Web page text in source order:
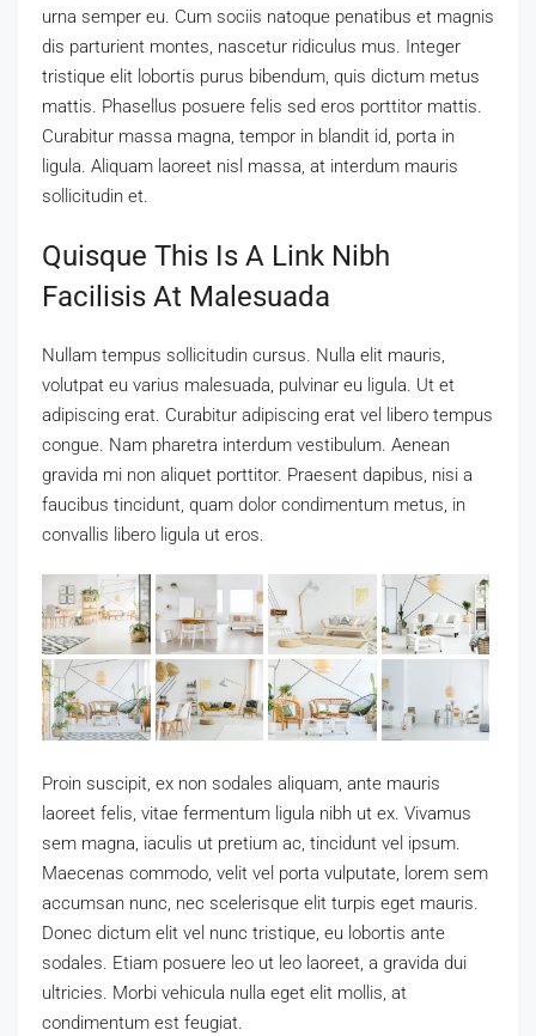
urna semper eu. Cum sociis natoque penatibus et magnis
dis parturient montes, nascetur ridiculus mus. Integer
tristique elit lobortis purus bibendum, quis dictum metus
mattis. Phasellus posuere felis sed eros porttitor mattis.
Curabitur massa magna, tempor in blandit id, porta in
ligula. Aliquam laoreet nisl massa, at interdum mauris
sollicitudin et.
Quisque This Is A Link Nibh
Facilisis At Malesuada
Nullam tempus sollicitudin cursus. Nulla elit mauris,
volutpat eu varius malesuada, pulvinar eu ligula. Ut et
adipiscing erat. Curabitur adipiscing erat vel libero tempus
congue. Nam pharetra interdum vestibulum. Aenean
gravida mi non aliquet porttitor. Praesent dapibus, nisi a
faucibus tincidunt, quam dolor condimentum metus, in
convallis libero ligula ut eros.
Proin suscipit, ex non sodales aliquam, ante mauris
laoreet felis, vitae fermentum ligula nibh ut ex. Vivamus
sem magna, iaculis ut pretium ac, tincidunt vel ipsum.
Maecenas commodo, velit vel porta vulputate, lorem sem
accumsan nunc, nec scelerisque elit turpis eget mauris.
Donec dictum elit vel nunc tristique, eu lobortis ante
sodales. Etiam posuere leo ut leo laoreet, a gravida dui
ultricies. Morbi vehicula nulla eget elit mollis, at
condimentum est feugiat.